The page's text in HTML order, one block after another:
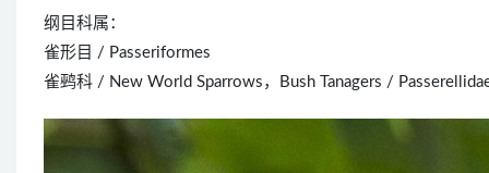
纲目科属：
雀形目 / Passeriformes
雀鹀科 / New World Sparrows，Bush Tanagers /